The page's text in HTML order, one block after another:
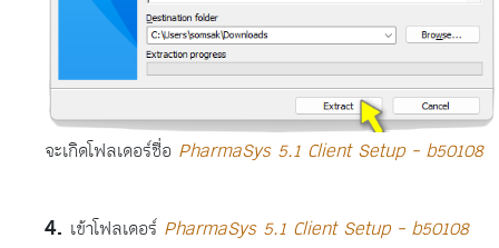
จะเกิดโฟลเดอร์ชื่อ PharmaSys 5.1 Client Setup - b50108
เข้าโฟลเดอร์ PharmaSys 5.1 Client Setup - b50108